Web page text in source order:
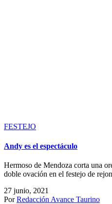
FESTEJO
Andy es el espectáculo
Hermoso de Mendoza corta una
doble ovación en el festejo de
27 junio, 2021
PorRedacción Avance Taurino